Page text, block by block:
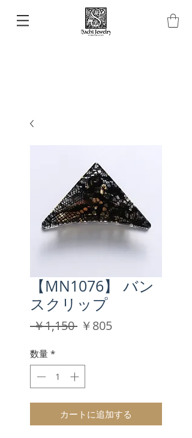
【MN1076】 バン
スクリップ
￥1,150 通
格
￥805セ
数量 *
カートに追加する